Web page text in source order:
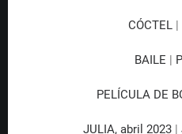
CÓCTEL|
BAILE |
PELÍCULA DE
JULIA, abril 2023 |